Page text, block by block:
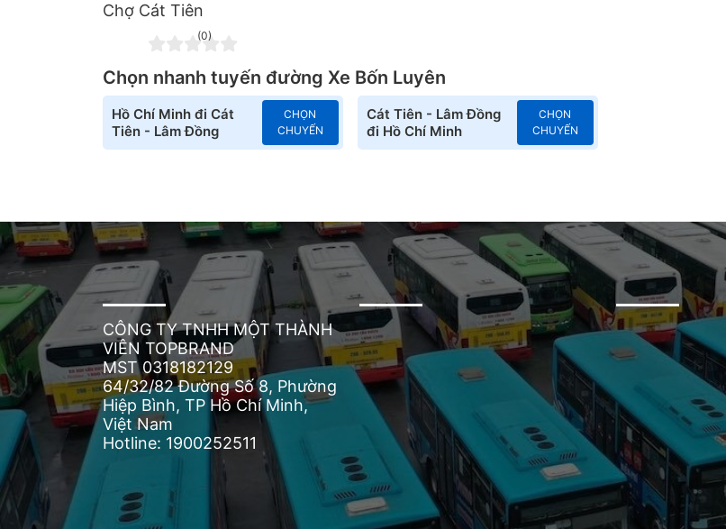
Chợ Cát Tiên
(0)
Chọn nhanh tuyến đường Xe Bốn Luyên
Hồ Chí Minh đi Cát
Tiên - Lâm Đồng
CHỌN
CHUYẾN
Cát Tiên - Lâm Đồng
đi Hồ Chí Minh
CHỌN
CHUYẾN
CÔNG TY TNHH MỘT THÀNH
VIÊN TOPBRAND
MST 0318182129
64/32/82 Đường Số 8, Phường
Hiệp Bình, TP Hồ Chí Minh,
Việt Nam
Hotline: 1900252511